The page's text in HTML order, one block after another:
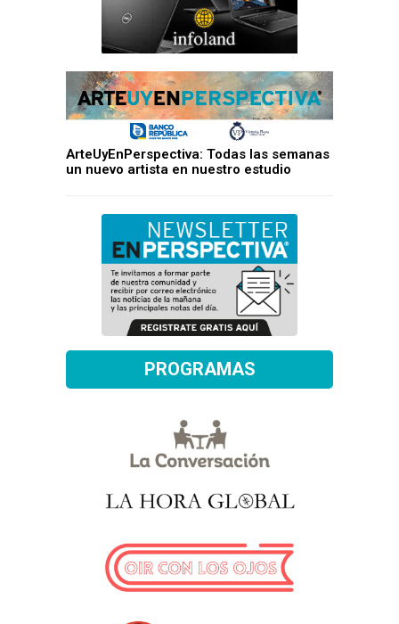
ArteUyEnPerspectiva: Todas las semanas
un nuevo artista en nuestro estudio
PROGRAMAS